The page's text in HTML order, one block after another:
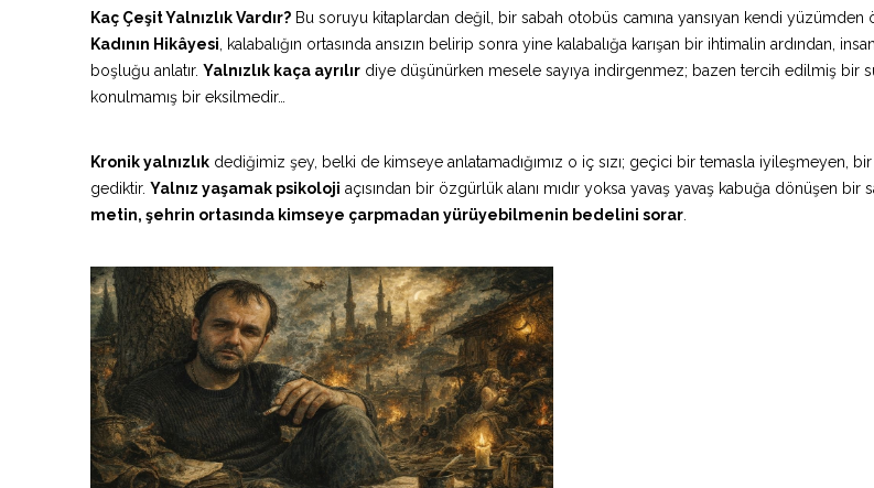
Kaç Çeşit Yalnızlık Vardır? Bu soruyu kitaplardan değil, bir sabah otobüs camına yansıyan kendi yüzümden
Kadının Hikâyesi, kalabalığın ortasında ansızın belirip sonra yine kalabalığa karışan bir ihtimalin ardından,
boşluğu anlatır. Yalnızlık kaça ayrılır diye düşünürken mesele sayıya indirgenmez; bazen tercih edilmiş bir
konulmamış bir eksilmedir…
Kronik yalnızlık dediğimiz şey, belki de kimseye anlatamadığımız o iç sızı; geçici bir temasla iyileşmeyen,
gediktir. Yalnız yaşamak psikoloji açısından bir özgürlük alanı mıdır yoksa yavaş yavaş kabuğa dönüşen bir
metin, şehrin ortasında kimseye çarpmadan yürüyebilmenin bedelini sorar.